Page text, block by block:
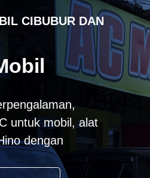
CIBUBUR DAN
untuk mobil, alat
dengan